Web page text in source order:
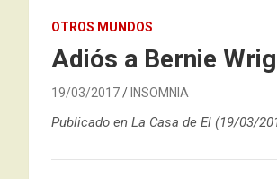
OTROS MUNDOS
Adiós a Bernie
19/03/2017 INSOMNIA
Publicado en La Casa de El (19/03/